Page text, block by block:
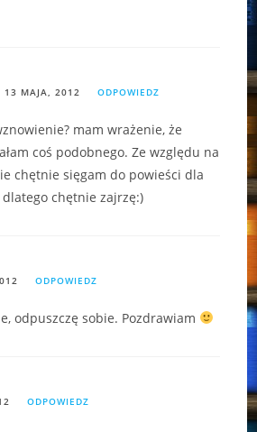
13 MAJA, 2012 ODPOWIEDZ
mam wrażenie, że
coś podobnego. Ze względu na
chętnie sięgam do powieści dla
dlatego chętnie zajrzę:)
ODPOWIEDZ
odpuszczę sobie. Pozdrawiam
ODPOWIEDZ